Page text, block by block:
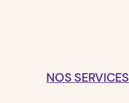
NOS SERVICES